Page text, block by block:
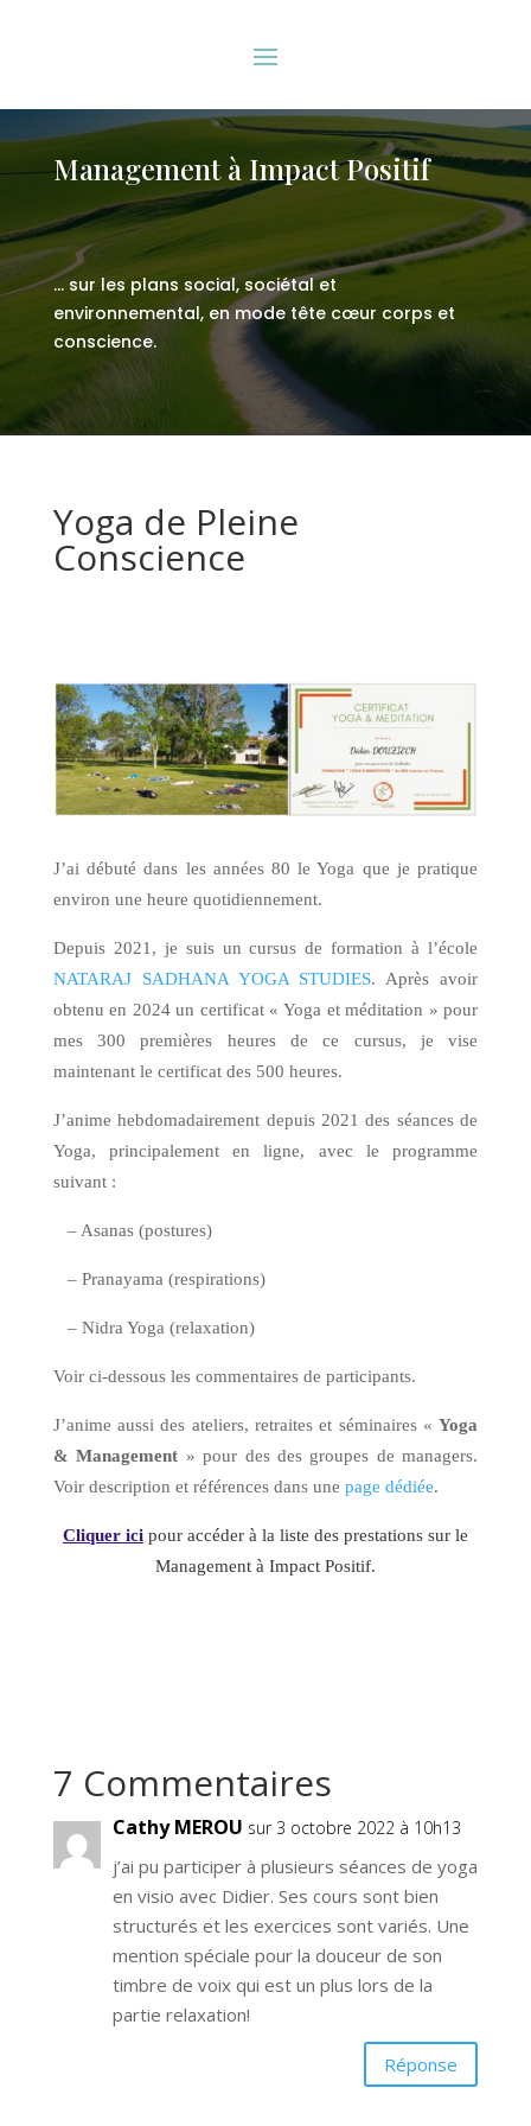
Management à Impact Positif
… sur les plans social, sociétal et
environnemental, en mode tête cœur corps et
conscience.
Yoga de Pleine
Conscience
J’ai débuté dans les années 80 le Yoga que je pratique
environ une heure quotidiennement.
Depuis 2021, je suis un cursus de formation à l’école
NATARAJ SADHANA YOGA STUDIES. Après avoir
obtenu en 2024 un certificat « Yoga et méditation » pour
mes 300 premières heures de ce cursus, je vise
maintenant le certificat des 500 heures.
J’anime hebdomadairement depuis 2021 des séances de
Yoga, principalement en ligne, avec le programme
suivant :
– Asanas (postures)
– Pranayama (respirations)
– Nidra Yoga (relaxation)
Voir ci-dessous les commentaires de participants.
J’anime aussi des ateliers, retraites et séminaires «Yoga
& Management » pour des des groupes de managers.
Voir description et références dans une page dédiée.
Cliquer icipour accéder à la liste des prestations sur le
Management à Impact Positif.
7 Commentaires
Cathy MEROU sur 3 octobre 2022 à 10h13
j’ai pu participer à plusieurs séances de yoga
en visio avec Didier. Ses cours sont bien
structurés et les exercices sont variés. Une
mention spéciale pour la douceur de son
timbre de voix qui est un plus lors de la
partie relaxation!
Réponse